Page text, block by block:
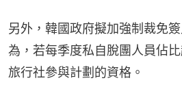
另外，韓國政府擬加強制裁免
為，若每季度私自脫團人員佔
旅行社參與計劃的資格。